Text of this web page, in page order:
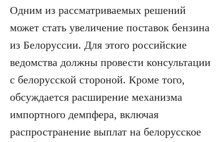
Одним из рассматриваемых решений
может стать увеличение поставок бензина
из Белоруссии. Для этого российские
ведомства должны провести консультации
с белорусской стороной. Кроме того,
обсуждается расширение механизма
импортного демпфера, включая
распространение выплат на белорусское